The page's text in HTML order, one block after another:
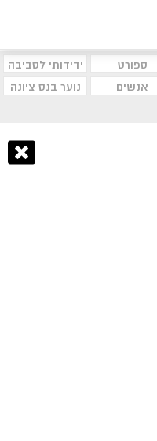
ספורט
ידידותי לסביבה
אנשים
נוער בנס ציונה